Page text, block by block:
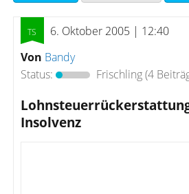
6. Oktober 2005 | 12:40
Von Bandy
Status:
Frischling(4
Insolvenz